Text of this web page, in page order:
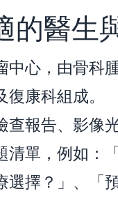
的醫生
中心，由骨科
康科組成。
查報告、影像
清單，例如：
擇？」、「